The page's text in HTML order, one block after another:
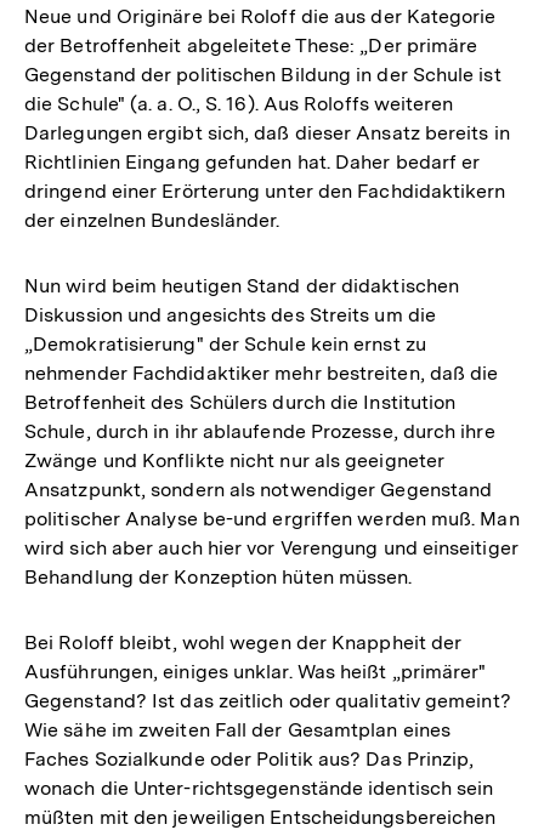
Neue und Originäre bei Roloff die aus der Kategorie
der Betroffenheit abgeleitete These: „Der primäre
Gegenstand der politischen Bildung in der Schule ist
die Schule" (a. a. O., S. 16). Aus Roloffs weiteren
Darlegungen ergibt sich, daß dieser Ansatz bereits in
Richtlinien Eingang gefunden hat. Daher bedarf er
dringend einer Erörterung unter den Fachdidaktikern
der einzelnen Bundesländer.
Nun wird beim heutigen Stand der didaktischen
Diskussion und angesichts des Streits um die
„Demokratisierung" der Schule kein ernst zu
nehmender Fachdidaktiker mehr bestreiten, daß die
Betroffenheit des Schülers durch die Institution
Schule, durch in ihr ablaufende Prozesse, durch ihre
Zwänge und Konflikte nicht nur als geeigneter
Ansatzpunkt, sondern als notwendiger Gegenstand
politischer Analyse be-und ergriffen werden muß. Man
wird sich aber auch hier vor Verengung und einseitiger
Behandlung der Konzeption hüten müssen.
Bei Roloff bleibt, wohl wegen der Knappheit der
Ausführungen, einiges unklar. Was heißt „primärer"
Gegenstand? Ist das zeitlich oder qualitativ gemeint?
Wie sähe im zweiten Fall der Gesamtplan eines
Faches Sozialkunde oder Politik aus? Das Prinzip,
wonach die Unter-richtsgegenstände identisch sein
müßten mit den jeweiligen Entscheidungsbereichen